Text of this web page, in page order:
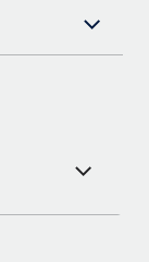
도록 돕는 것